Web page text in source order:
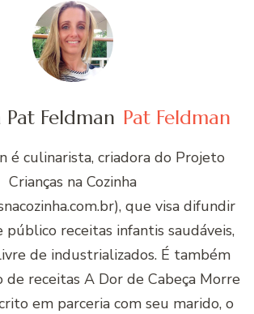
Feldman Pat Feldman
é culinarista, criadora do Projeto
Crianças na Cozinha
que visa difundir
público receitas infantis saudáveis,
de industrializados. É também
receitas A Dor de Cabeça Morre
em parceria com seu marido, o